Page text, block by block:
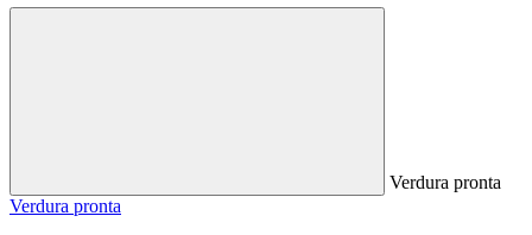
Verdura pronta
Verdura pronta